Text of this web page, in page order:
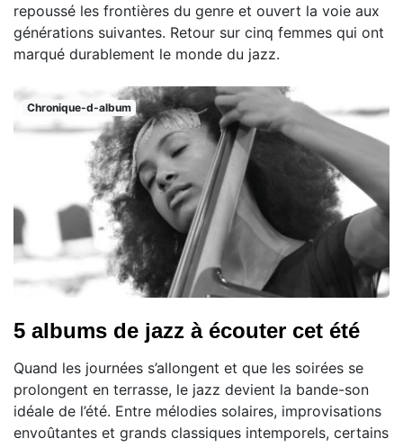
repoussé les frontières du genre et ouvert la voie aux
générations suivantes. Retour sur cinq femmes qui ont
marqué durablement le monde du jazz.
Chronique-d-album
5 albums de jazz à écouter cet été
Quand les journées s’allongent et que les soirées se
prolongent en terrasse, le jazz devient la bande-son
idéale de l’été. Entre mélodies solaires, improvisations
envoûtantes et grands classiques intemporels, certains